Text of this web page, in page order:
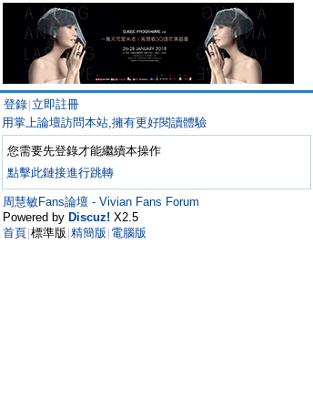
登錄 立即註冊
用掌上論壇訪問本站,擁有更好閱讀體驗
您需要先登錄才能繼續本操作
點擊此鏈接進行跳轉
周慧敏Fans論壇 - Vivian Fans Forum
Powered by Discuz! X2.5
首頁 標準版 精簡版 電腦版